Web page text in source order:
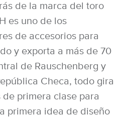
de la marca del toro
es uno de los
de accesorios para
y exporta a más de 70
de Rauschenberg y
Checa, todo gira
primera clase para
primera idea de diseño